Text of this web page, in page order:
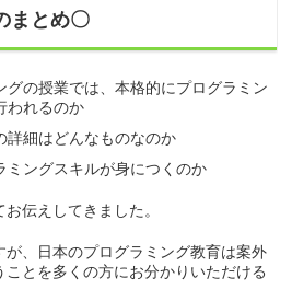
まとめ〇
グの授業では、本格的にプログラミン
われるのか
詳細はどんなものなのか
ミングスキルが身につくのか
伝えしてきました。
、日本のプログラミング教育は案外
とを多くの方にお分かりいただける